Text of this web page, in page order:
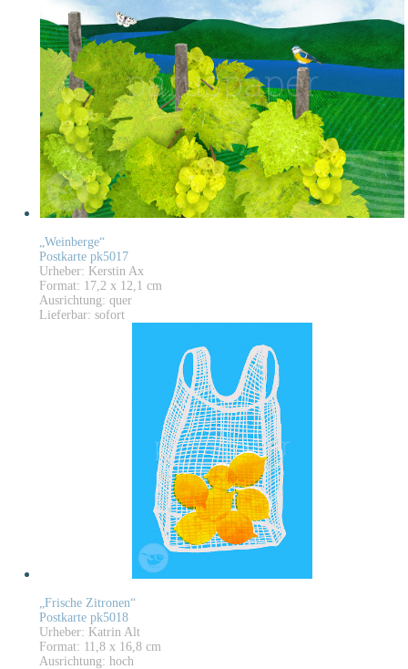
„Weinberge“
Postkarte pk5017
Urheber: Kerstin Ax
Format: 17,2 x 12,1 cm
Ausrichtung: quer
Lieferbar: sofort
„Frische Zitronen“
Postkarte pk5018
Urheber: Katrin Alt
Format: 11,8 x 16,8 cm
Ausrichtung: hoch